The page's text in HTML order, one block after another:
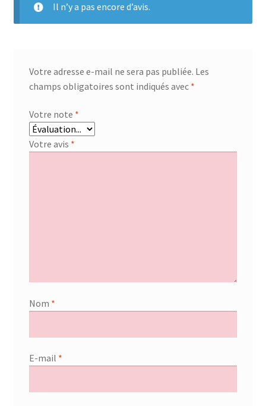
Il n’y a pas encore d’avis.
Votre adresse e-mail ne sera pas publiée. Les
champs obligatoires sont indiqués avec *
Votre note *
Votre avis *
Nom *
E-mail *